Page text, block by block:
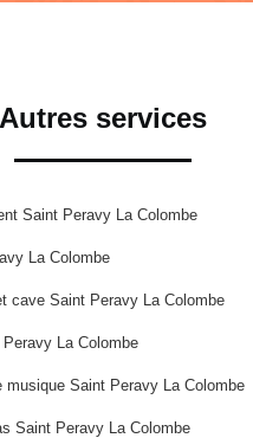
Autres services
Saint Peravy La Colombe
La Colombe
cave Saint Peravy La Colombe
La Colombe
musique Saint Peravy La Colombe
Saint Peravy La Colombe